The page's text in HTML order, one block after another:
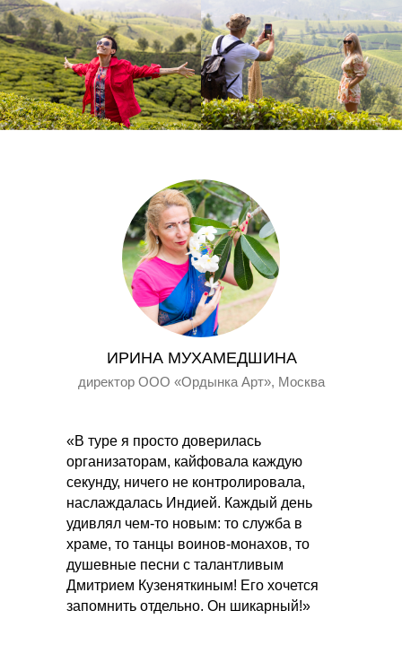
«В туре я просто доверилась
организаторам, кайфовала каждую
секунду, ничего не контролировала,
наслаждалась Индией. Каждый день
удивлял чем-то новым: то служба в
храме, то танцы воинов-монахов, то
душевные песни с талантливым
Дмитрием Кузеняткиным! Его хочется
запомнить отдельно. Он шикарный!»
ИРИНА МУХАМЕДШИНА
директор ООО «Ордынка Арт», Москва